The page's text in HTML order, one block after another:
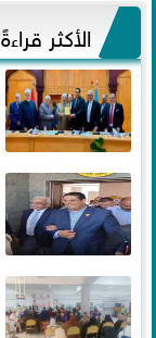
الأكثر قراءةً